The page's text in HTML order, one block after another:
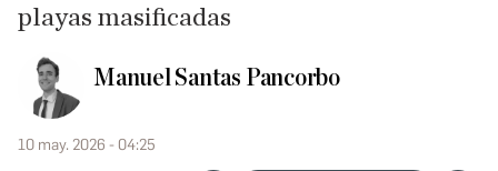
playas masificadas
Manuel Santas Pancorbo
10 may. 2026 - 04:25